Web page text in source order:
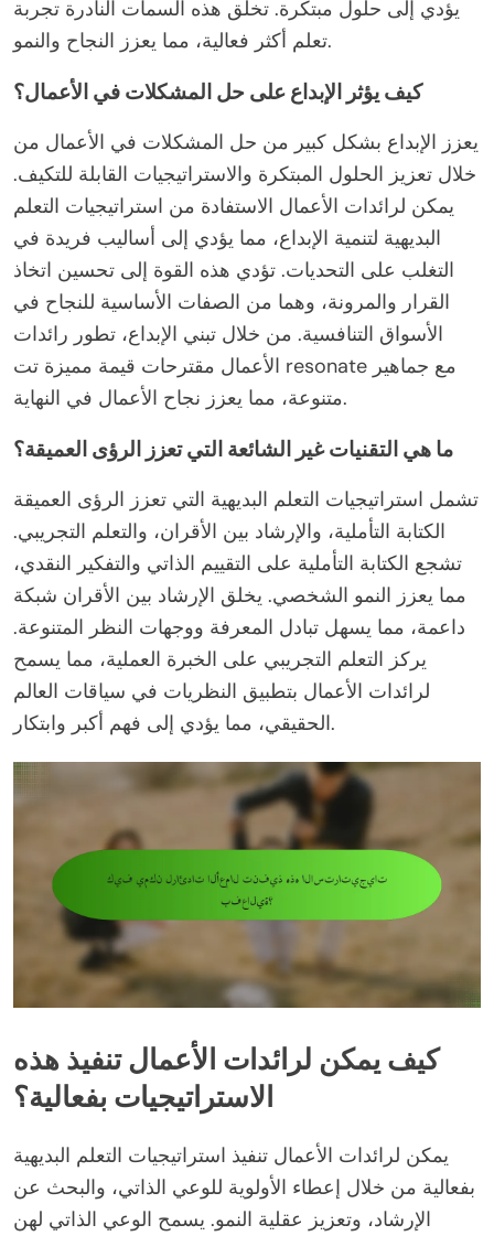
يؤدي إلى حلول مبتكرة. تخلق هذه السمات النادرة تجربة
تعلم أكثر فعالية، مما يعزز النجاح والنمو.
كيف يؤثر الإبداع على حل المشكلات في الأعمال؟
يعزز الإبداع بشكل كبير من حل المشكلات في الأعمال من
خلال تعزيز الحلول المبتكرة والاستراتيجيات القابلة للتكيف.
يمكن لرائدات الأعمال الاستفادة من استراتيجيات التعلم
البديهية لتنمية الإبداع، مما يؤدي إلى أساليب فريدة في
التغلب على التحديات. تؤدي هذه القوة إلى تحسين اتخاذ
القرار والمرونة، وهما من الصفات الأساسية للنجاح في
الأسواق التنافسية. من خلال تبني الإبداع، تطور رائدات
الأعمال مقترحات قيمة مميزة تت resonate مع جماهير
متنوعة، مما يعزز نجاح الأعمال في النهاية.
ما هي التقنيات غير الشائعة التي تعزز الرؤى العميقة؟
تشمل استراتيجيات التعلم البديهية التي تعزز الرؤى العميقة
الكتابة التأملية، والإرشاد بين الأقران، والتعلم التجريبي.
تشجع الكتابة التأملية على التقييم الذاتي والتفكير النقدي،
مما يعزز النمو الشخصي. يخلق الإرشاد بين الأقران شبكة
داعمة، مما يسهل تبادل المعرفة ووجهات النظر المتنوعة.
يركز التعلم التجريبي على الخبرة العملية، مما يسمح
لرائدات الأعمال بتطبيق النظريات في سياقات العالم
الحقيقي، مما يؤدي إلى فهم أكبر وابتكار.
كيف يمكن لرائدات الأعمال تنفيذ هذه
الاستراتيجيات بفعالية؟
يمكن لرائدات الأعمال تنفيذ استراتيجيات التعلم البديهية
بفعالية من خلال إعطاء الأولوية للوعي الذاتي، والبحث عن
الإرشاد، وتعزيز عقلية النمو. يسمح الوعي الذاتي لهن